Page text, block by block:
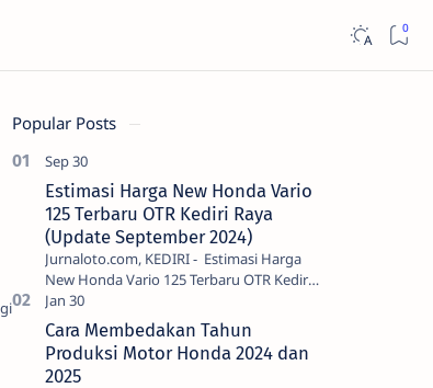
Popular Posts
Estimasi Harga New Honda Vario
125 Terbaru OTR Kediri Raya
(Update September 2024)
Jurnaloto.com, KEDIRI - Estimasi Harga
New Honda Vario 125 Terbaru OTR Kediri
Raya (Update September 2024) Brosis
sekalian, PT Astra Honda Motor (AH…
Cara Membedakan Tahun
Produksi Motor Honda 2024 dan
2025